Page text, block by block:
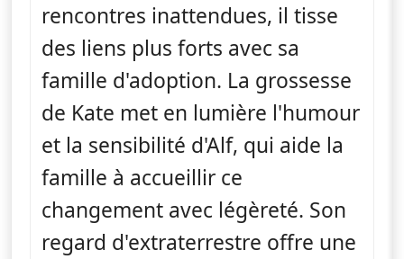
rencontres inattendues, il tisse
des liens plus forts avec sa
famille d'adoption. La grossesse
de Kate met en lumière l'humour
et la sensibilité d'Alf, qui aide la
famille à accueillir ce
changement avec légèreté. Son
regard d'extraterrestre offre une